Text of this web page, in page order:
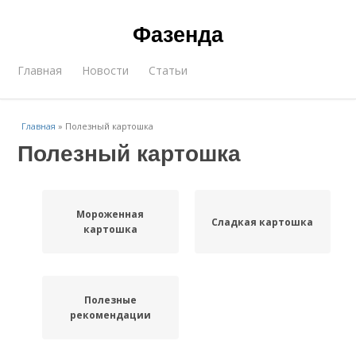
Фазенда
Главная Новости Статьи
Главная » Полезный картошка
Полезный картошка
Мороженная
картошка
Сладкая картошка
Полезные
рекомендации